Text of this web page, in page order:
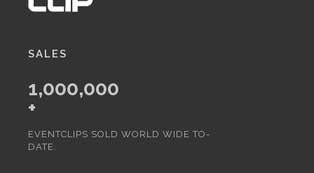
SALES
1,000,000
+
EVENTCLIPS SOLD WORLD WIDE TO-
DATE.